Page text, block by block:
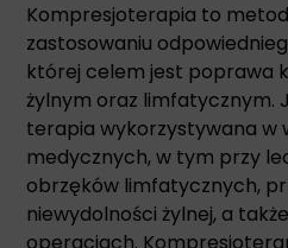
Kompresjoterapia to
zastosowaniu
której celem jest poprawa
żylnym oraz limfatycznym.
terapia wykorzystywana w
medycznych, w tym przy
obrzęków limfatycznych,
niewydolności żylnej, a